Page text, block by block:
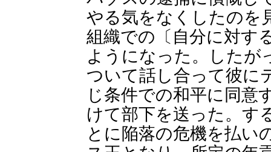
やる気をなくしたのを
組織での〔自分に対す
ようになった。したが
ついて話し合って彼に
じ条件での和平に同意
けて部下を送った。す
とに陥落の危機を払い